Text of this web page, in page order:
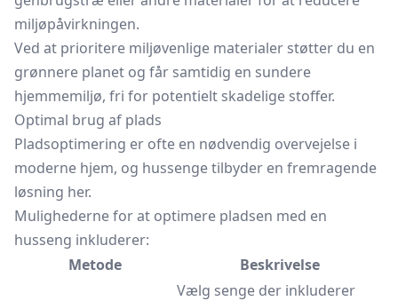
miljøpåvirkningen.
Ved at prioritere miljøvenlige materialer støtter du en
grønnere planet og får samtidig en sundere
hjemmemiljø, fri for potentielt skadelige stoffer.
Optimal brug af plads
Pladsoptimering er ofte en nødvendig overvejelse i
moderne hjem, og hussenge tilbyder en fremragende
løsning her.
Mulighederne for at optimere pladsen med en
husseng inkluderer:
Metode
Beskrivelse
Vælg senge der inkluderer